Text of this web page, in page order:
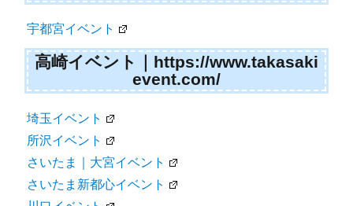
宇都宮イベント
高崎イベント｜https://www.takasaki
event.com/
埼玉イベント
所沢イベント
さいたま｜大宮イベント
さいたま新都心イベント